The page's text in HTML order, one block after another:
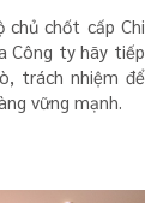
chủ chốt cấp Chi
Công ty hãy tiếp
trách nhiệm để
vững mạnh.